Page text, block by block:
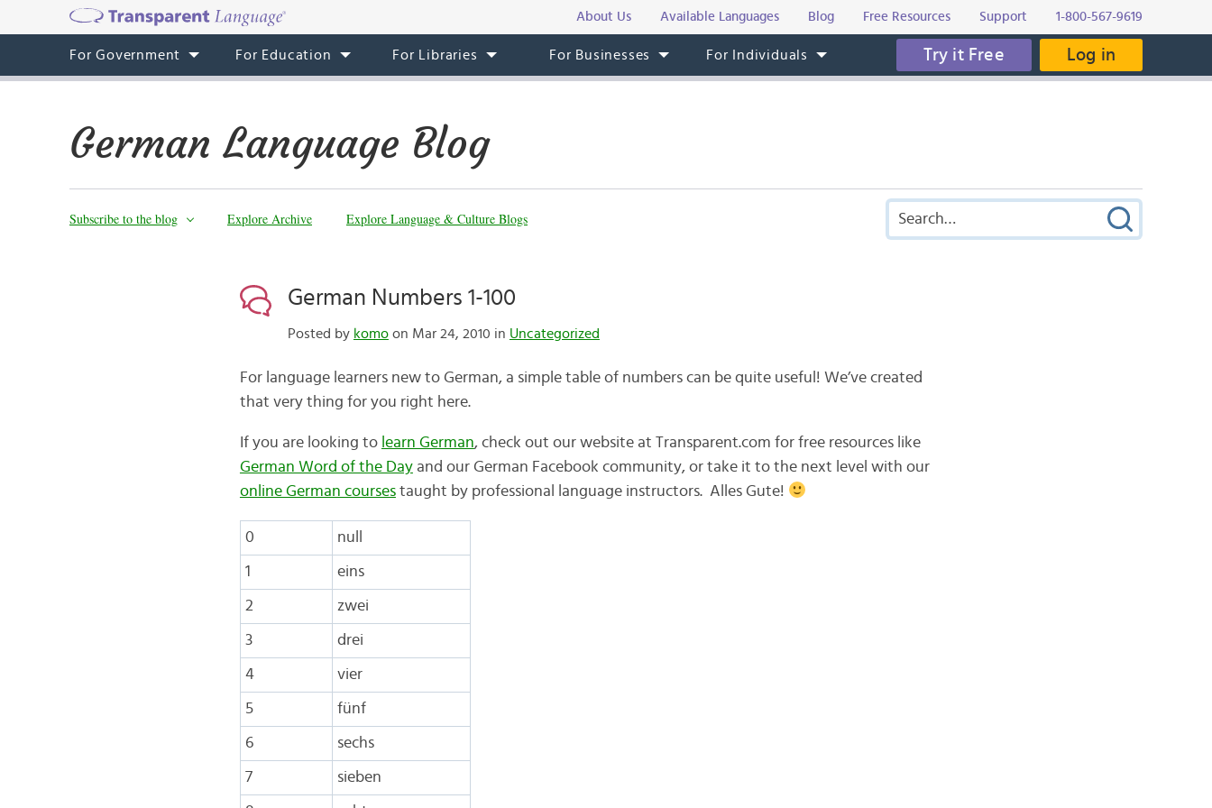
About Us Available Languages Blog Free Resources Support 1-800-567-9619
For Government For Education For Libraries For Businesses For Individuals Try it Free Log in
German Language Blog
Subscribe to the blog Explore Archive Explore Language & Culture Blogs
German Numbers 1-100
Posted by komoon Mar 24, 2010 in Uncategorized
For language learners new to German, a simple table of numbers can be quite useful! We’ve created
that very thing for you right here.
If you are looking to learn German, check out our website at Transparent.com for free resources like
German Word of the Dayand our German Facebook community, or take it to the next level with our
online German coursestaught by professional language instructors. Alles Gute!
0 null
1 eins
2 zwei
3 drei
4 vier
5 fünf
6 sechs
7 sieben